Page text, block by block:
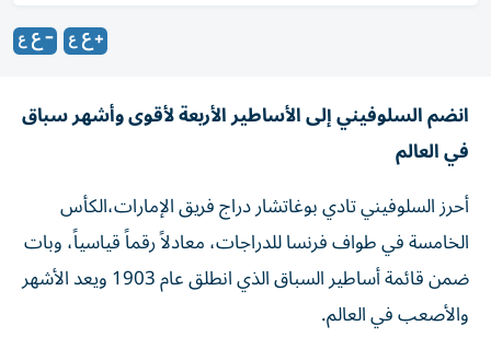
انضم السلوفيني إلى الأساطير الأربعة لأقوى وأشهر سباق
في العالم
أحرز السلوفيني تادي بوغاتشار دراج فريق الإمارات،الكأس
الخامسة في طواف فرنسا للدراجات، معادلاً رقماً قياسياً، وبات
ضمن قائمة أساطير السباق الذي انطلق عام 1903 ويعد الأشهر
والأصعب في العالم.